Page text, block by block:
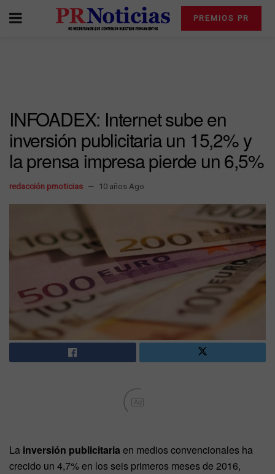
PREMIOS PR
INFOADEX: Internet sube en
inversión publicitaria un 15,2% y
la prensa impresa pierde un 6,5%
redacción prnoticias 10 años Ago
Ad
La inversión publicitaria en medios convencionales ha
crecido un 4,7% en los seis primeros meses de 2016,